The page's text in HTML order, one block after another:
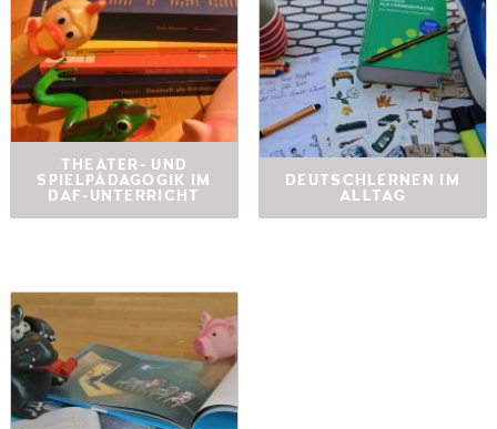
THEATER- UND
SPIELPÄDAGOGIK IM
DAF-UNTERRICHT
DEUTSCHLERNEN IM
ALLTAG